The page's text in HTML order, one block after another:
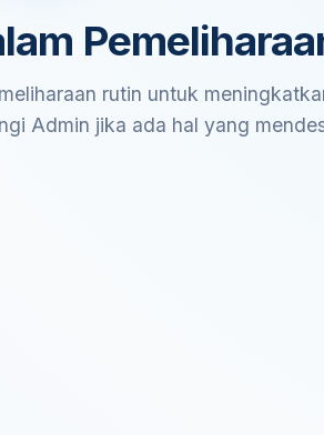
rutin untuk
Admin jika ada hal yang